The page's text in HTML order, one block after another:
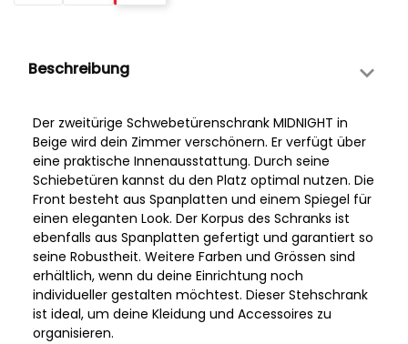
Beschreibung
Der zweitürige Schwebetürenschrank MIDNIGHT in
Beige wird dein Zimmer verschönern. Er verfügt über
eine praktische Innenausstattung. Durch seine
Schiebetüren kannst du den Platz optimal nutzen. Die
Front besteht aus Spanplatten und einem Spiegel für
einen eleganten Look. Der Korpus des Schranks ist
ebenfalls aus Spanplatten gefertigt und garantiert so
seine Robustheit. Weitere Farben und Grössen sind
erhältlich, wenn du deine Einrichtung noch
individueller gestalten möchtest. Dieser Stehschrank
ist ideal, um deine Kleidung und Accessoires zu
organisieren.